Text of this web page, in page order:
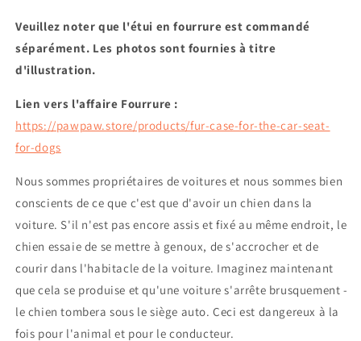
Veuillez noter que l'étui en fourrure est commandé
séparément. Les photos sont fournies à titre
d'illustration.
Lien vers l'affaire Fourrure :
https://pawpaw.store/products/fur-case-for-the-car-seat-
for-dogs
Nous sommes propriétaires de voitures et nous sommes bien
conscients de ce que c'est que d'avoir un chien dans la
voiture. S'il n'est pas encore assis et fixé au même endroit, le
chien essaie de se mettre à genoux, de s'accrocher et de
courir dans l'habitacle de la voiture. Imaginez maintenant
que cela se produise et qu'une voiture s'arrête brusquement -
le chien tombera sous le siège auto. Ceci est dangereux à la
fois pour l'animal et pour le conducteur.